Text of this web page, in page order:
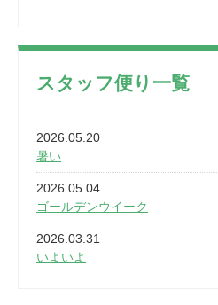
スタッフ便り一覧
2026.05.20
暑い
2026.05.04
ゴールデンウイーク
2026.03.31
いよいよ